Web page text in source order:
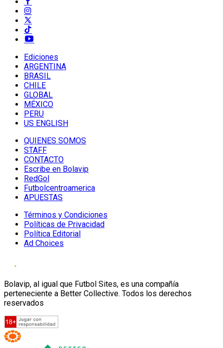
Ediciones
ARGENTINA
BRASIL
CHILE
GLOBAL
MÉXICO
PERU
US ENGLISH
QUIENES SOMOS
STAFF
CONTACTO
Escribe en Bolavip
RedGol
Futbolcentroamerica
APUESTAS
Términos y Condiciones
Políticas de Privacidad
Política Editorial
Ad Choices
Bolavip, al igual que Futbol Sites, es una compañía
perteneciente a Better Collective. Todos los derechos
reservados